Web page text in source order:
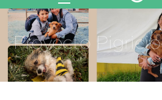
Proyecto Pigricio